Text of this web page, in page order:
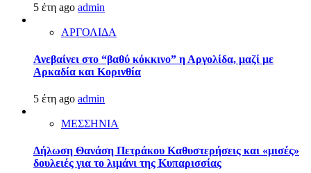
5 έτη ago admin
ΑΡΓΟΛΙΔΑ
Ανεβαίνει στο “βαθύ κόκκινο” η Αργολίδα, μαζί με
Αρκαδία και Κορινθία
5 έτη ago admin
ΜΕΣΣΗΝΙΑ
Δήλωση Θανάση Πετράκου Καθυστερήσεις και «μισές»
δουλειές για το λιμάνι της Κυπαρισσίας